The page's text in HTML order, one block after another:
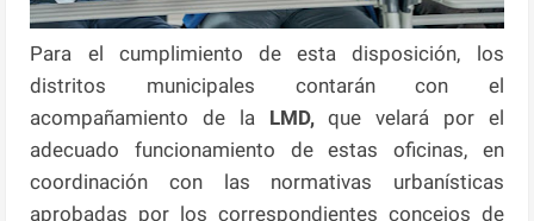
Para el cumplimiento de esta disposición, los
distritos municipales contarán con el
acompañamiento de la LMD,que velará por el
adecuado funcionamiento de estas oficinas, en
coordinación con las normativas urbanísticas
aprobadas por los correspondientes concejos de